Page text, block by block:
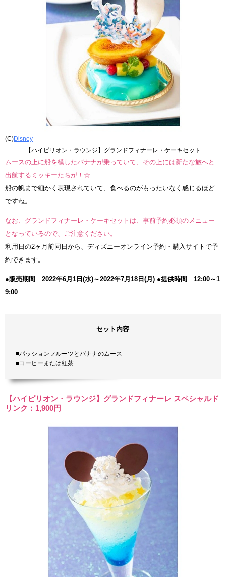
(C)Disney
【ハイピリオン・ラウンジ】グランドフィナーレ・ケーキセット
ムースの上に船を模したバナナが乗っていて、その上には新たな旅へと
出航するミッキーたちが！☆
船の帆まで細かく表現されていて、食べるのがもったいなく感じるほど
ですね。
なお、グランドフィナーレ・ケーキセットは、事前予約必須のメニュー
となっているので、ご注意ください。
利用日の2ヶ月前同日から、ディズニーオンライン予約・購入サイトで予
約できます。
●販売期間 2022年6月1日(水)～2022年7月18日(月) ●提供時間 12:00～1
9:00
セット内容
■パッションフルーツとバナナのムース
■コーヒーまたは紅茶
【ハイピリオン・ラウンジ】グランドフィナーレ スペシャルド
リンク：1,900円